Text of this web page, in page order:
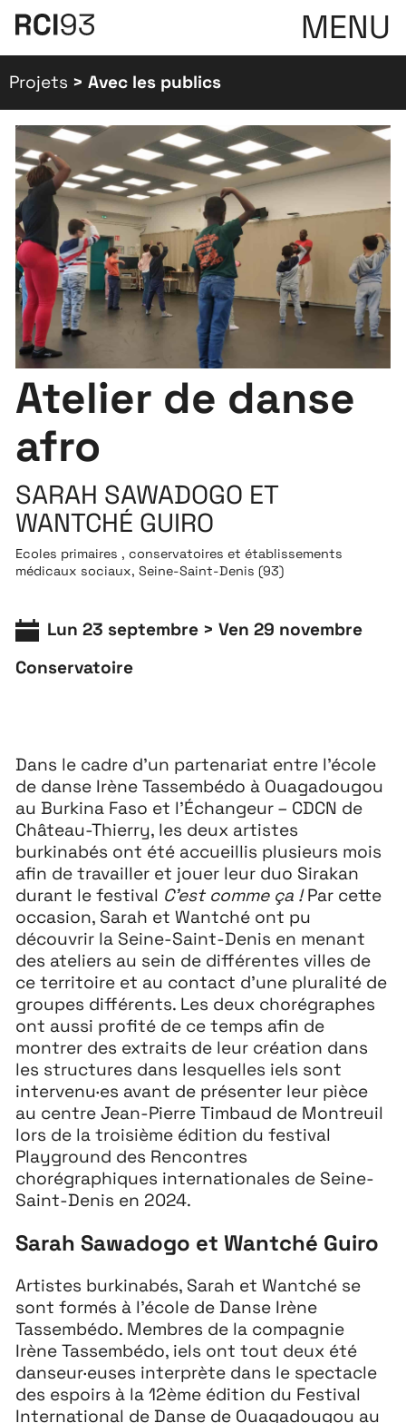
MENU
Extensions26
26 JUILLET ↘ 5 SEPTEMBRE
Playground 26
3 ↘ 29 NOVEMBRE
11 MAI ↘ 13 JUIN
Projets > Avec les publics
Atelier de danse
afro
SARAH SAWADOGO ET
WANTCHÉ GUIRO
Ecoles primaires , conservatoires et établissements
médicaux sociaux, Seine-Saint-Denis (93)
Lun 23 septembre > Ven 29 novembre
Conservatoire
Dans le cadre d’un partenariat entre l’école
de danse Irène Tassembédo à Ouagadougou
au Burkina Faso et l’Échangeur – CDCN de
Château-Thierry, les deux artistes
burkinabés ont été accueillis plusieurs mois
afin de travailler et jouer leur duo Sirakan
durant le festival C’est comme ça !Par cette
occasion, Sarah et Wantché ont pu
découvrir la Seine-Saint-Denis en menant
des ateliers au sein de différentes villes de
ce territoire et au contact d’une pluralité de
groupes différents. Les deux chorégraphes
ont aussi profité de ce temps afin de
montrer des extraits de leur création dans
les structures dans lesquelles iels sont
intervenu·es avant de présenter leur pièce
au centre Jean-Pierre Timbaud de Montreuil
lors de la troisième édition du festival
Playground des Rencontres
chorégraphiques internationales de Seine-
Saint-Denis en 2024.
Sarah Sawadogo et Wantché Guiro
Artistes burkinabés, Sarah et Wantché se
sont formés à l’école de Danse Irène
Tassembédo. Membres de la compagnie
Irène Tassembédo, iels ont tout deux été
danseur·euses interprète dans le spectacle
des espoirs à la 12ème édition du Festival
International de Danse de Ouagadougou au